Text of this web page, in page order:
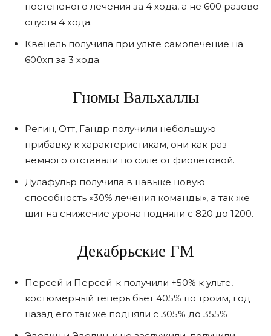
постепеного лечения за 4 хода, а не 600 разово
спустя 4 хода.
Квенель получила при ульте самолечение на
600хп за 3 хода.
Гномы Вальхаллы
Регин, Отт, Гандр получили небольшую
прибавку к характеристикам, они как раз
немного отставали по силе от фиолетовой.
Дулафульр получила в навыке новую
способность «30% лечения команды», а так же
щит на снижение урона подняли с 820 до 1200.
Декабрьские ГМ
Персей и Персей-к получили +50% к ульте,
костюмерный теперь бьет 405% по троим, год
назад его так же подняли с 305% до 355%